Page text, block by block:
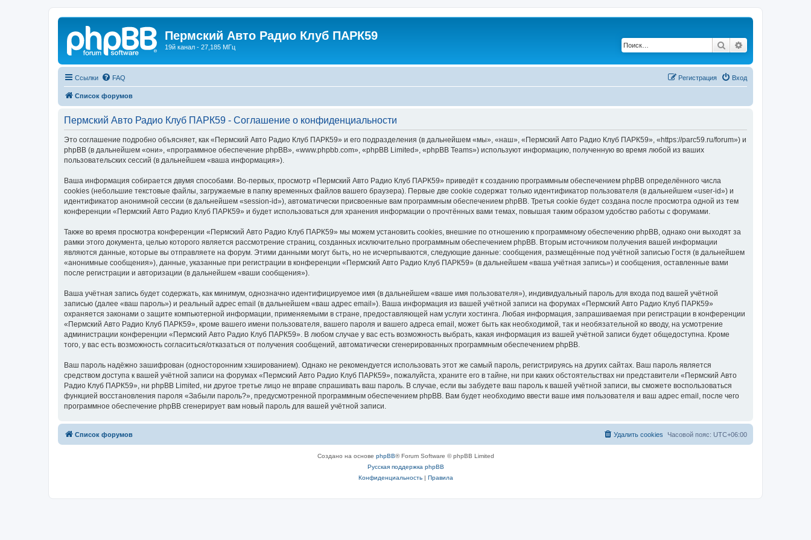
Пермский Авто Радио Клуб ПАРК59
19й канал - 27,185 МГц Поиск
Ссылки FAQ Вход
Регистрация
Список форумов
Пермский Авто Радио Клуб ПАРК59 - Соглашение о конфиденциальности
Это соглашение подробно объясняет, как «Пермский Авто Радио Клуб ПАРК59» и его подразделения (в дальнейшем «мы», «наш», «Пермский Авто Радио Клуб ПАРК59», «https://parc59.ru/forum») и
phpBB (в дальнейшем «они», «программное обеспечение phpBB», «www.phpbb.com», «phpBB Limited», «phpBB Teams») используют информацию, полученную во время любой из ваших
пользовательских сессий (в дальнейшем «ваша информация»).
Ваша информация собирается двумя способами. Во-первых, просмотр «Пермский Авто Радио Клуб ПАРК59» приведёт к созданию программным обеспечением phpBB определённого числа
cookies (небольшие текстовые файлы, загружаемые в папку временных файлов вашего браузера). Первые две cookie содержат только идентификатор пользователя (в дальнейшем «user-id») и
идентификатор анонимной сессии (в дальнейшем «session-id»), автоматически присвоенные вам программным обеспечением phpBB. Третья cookie будет создана после просмотра одной из тем
конференции «Пермский Авто Радио Клуб ПАРК59» и будет использоваться для хранения информации о прочтённых вами темах, повышая таким образом удобство работы с форумами.
Также во время просмотра конференции «Пермский Авто Радио Клуб ПАРК59» мы можем установить cookies, внешние по отношению к программному обеспечению phpBB, однако они выходят за
рамки этого документа, целью которого является рассмотрение страниц, созданных исключительно программным обеспечением phpBB. Вторым источником получения вашей информации
являются данные, которые вы отправляете на форум. Этими данными могут быть, но не исчерпываются, следующие данные: сообщения, размещённые под учётной записью Гостя (в дальнейшем
«анонимные сообщения»), данные, указанные при регистрации в конференции «Пермский Авто Радио Клуб ПАРК59» (в дальнейшем «ваша учётная запись») и сообщения, оставленные вами
после регистрации и авторизации (в дальнейшем «ваши сообщения»).
Ваша учётная запись будет содержать, как минимум, однозначно идентифицируемое имя (в дальнейшем «ваше имя пользователя»), индивидуальный пароль для входа под вашей учётной
записью (далее «ваш пароль») и реальный адрес email (в дальнейшем «ваш адрес email»). Ваша информация из вашей учётной записи на форумах «Пермский Авто Радио Клуб ПАРК59»
охраняется законами о защите компьютерной информации, применяемыми в стране, предоставляющей нам услуги хостинга. Любая информация, запрашиваемая при регистрации в конференции
«Пермский Авто Радио Клуб ПАРК59», кроме вашего имени пользователя, вашего пароля и вашего адреса email, может быть как необходимой, так и необязательной ко вводу, на усмотрение
администрации конференции «Пермский Авто Радио Клуб ПАРК59». В любом случае у вас есть возможность выбрать, какая информация из вашей учётной записи будет общедоступна. Кроме
того, у вас есть возможность согласиться/отказаться от получения сообщений, автоматически сгенерированных программным обеспечением phpBB.
Ваш пароль надёжно зашифрован (односторонним хэшированием). Однако не рекомендуется использовать этот же самый пароль, регистрируясь на других сайтах. Ваш пароль является
средством доступа к вашей учётной записи на форумах «Пермский Авто Радио Клуб ПАРК59», пожалуйста, храните его в тайне, ни при каких обстоятельствах ни представители «Пермский Авто
Радио Клуб ПАРК59», ни phpBB Limited, ни другое третье лицо не вправе спрашивать ваш пароль. В случае, если вы забудете ваш пароль к вашей учётной записи, вы сможете воспользоваться
функцией восстановления пароля «Забыли пароль?», предусмотренной программным обеспечением phpBB. Вам будет необходимо ввести ваше имя пользователя и ваш адрес email, после чего
программное обеспечение phpBB сгенерирует вам новый пароль для вашей учётной записи.
Список форумов Часовой пояс: UTC+06:00
Удалить cookies
Создано на основе phpBB® Forum Software © phpBB Limited
Русская поддержка phpBB
Конфиденциальность| Правила